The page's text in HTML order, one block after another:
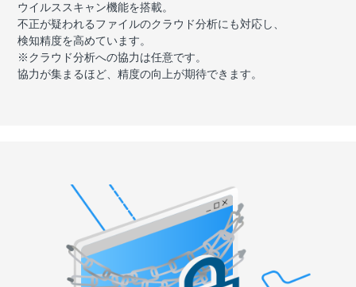
ウイルススキャン機能を搭載。
不正が疑われるファイルのクラウド分析にも対応し、
検知精度を高めています。
※クラウド分析への協力は任意です。
協力が集まるほど、精度の向上が期待できます。